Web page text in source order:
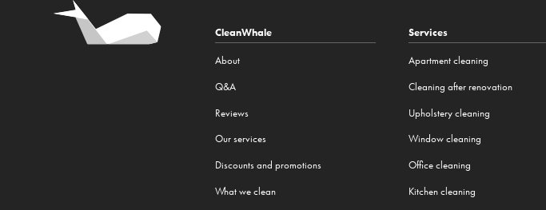
CleanWhale
About
Q&A
Reviews
Our services
Discounts and promotions
What we clean
Services
Apartment cleaning
Cleaning after renovation
Upholstery cleaning
Window cleaning
Office cleaning
Kitchen cleaning